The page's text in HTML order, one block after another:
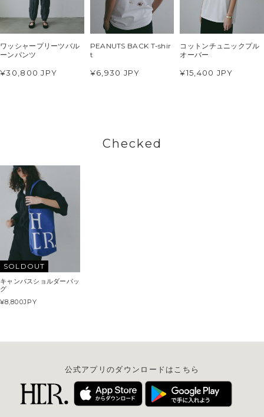
ワッシャープリーツバル
ーンパンツ
¥30,800 JPY
PEANUTS BACK T-shir
t
¥6,930 JPY
コットンチュニックプル
オーバー
¥15,400 JPY
Checked
SOLDOUT
キャンバスショルダーバッ
グ
¥8,800JPY
公式アプリのダウンロードはこちら